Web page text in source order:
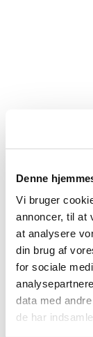
Denne
Vi bruger
annoncer, til at
at analysere
din brug af
for sociale
data med
de har